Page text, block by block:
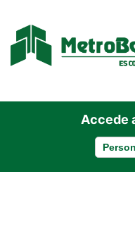
Accede